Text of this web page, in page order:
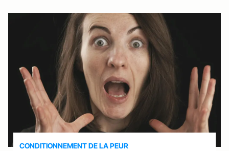
CONDITIONNEMENT DE LA PEUR